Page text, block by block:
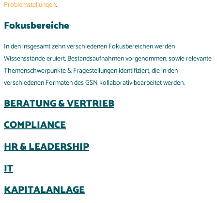
Problemstellungen.
Fokusbereiche
In den insgesamt zehn verschiedenen Fokusbereichen werden
Wissensstände eruiert, Bestandsaufnahmen vorgenommen, sowie relevante
Themenschwerpunkte & Fragestellungen identifiziert, die in den
verschiedenen Formaten des GSN kollaborativ bearbeitet werden.
BERATUNG & VERTRIEB
COMPLIANCE
HR & LEADERSHIP
IT
KAPITALANLAGE